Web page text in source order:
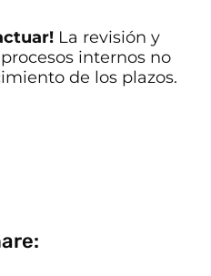
La revisión y
internos no
de los plazos.